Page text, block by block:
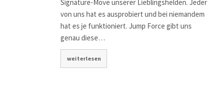
Signature-Move unserer Lieblingshelden. Jeder
von uns hat es ausprobiert und bei niemandem
hat es je funktioniert. Jump Force gibt uns
genau diese…
weiterlesen